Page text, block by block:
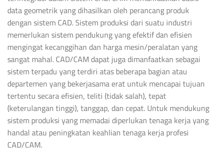
data geometrik yang dihasilkan oleh perancang produk
dengan sistem CAD. Sistem produksi dari suatu industri
memerlukan sistem pendukung yang efektif dan efisien
mengingat kecanggihan dan harga mesin/peralatan yang
sangat mahal. CAD/CAM dapat juga dimanfaatkan sebagai
sistem terpadu yang terdiri atas beberapa bagian atau
departemen yang bekerjasama erat untuk mencapai tujuan
tertentu secara efisien, teliti (tidak salah), tepat
(keterulangan tinggi), tanggap, dan cepat. Untuk mendukung
sistem produksi yang memadai diperlukan tenaga kerja yang
handal atau peningkatan keahlian tenaga kerja profesi
CAD/CAM.